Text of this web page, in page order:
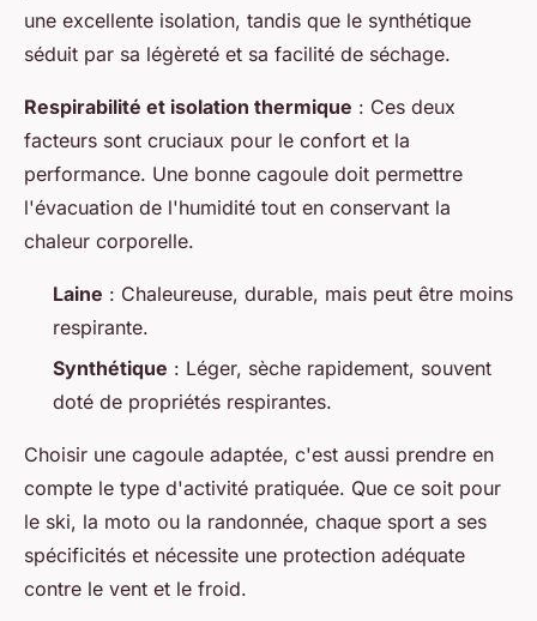
une excellente isolation, tandis que le synthétique
séduit par sa légèreté et sa facilité de séchage.
Respirabilité et isolation thermique : Ces deux
facteurs sont cruciaux pour le confort et la
performance. Une bonne cagoule doit permettre
l'évacuation de l'humidité tout en conservant la
chaleur corporelle.
Laine : Chaleureuse, durable, mais peut être moins
respirante.
Synthétique : Léger, sèche rapidement, souvent
doté de propriétés respirantes.
Choisir une cagoule adaptée, c'est aussi prendre en
compte le type d'activité pratiquée. Que ce soit pour
le ski, la moto ou la randonnée, chaque sport a ses
spécificités et nécessite une protection adéquate
contre le vent et le froid.